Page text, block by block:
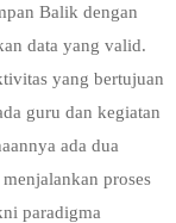
Balik dengan
data yang valid.
yang bertujuan
guru dan kegiatan
ada dua
proses
paradigma